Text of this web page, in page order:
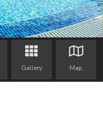
Gallery Map